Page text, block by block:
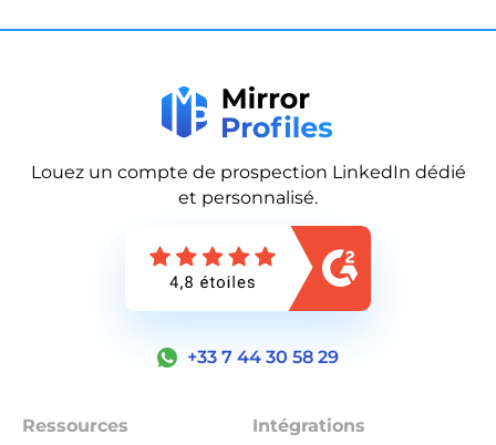
Louez un compte de prospection LinkedIn dédié
et personnalisé.
+33 7 44 30 58 29
Ressources Intégrations